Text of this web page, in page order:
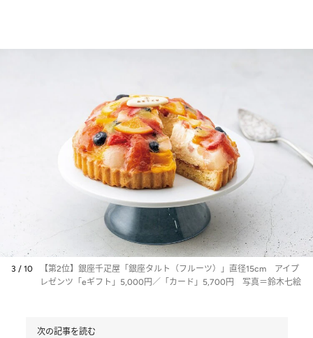
3 / 10
【第2位】銀座千疋屋「銀座タルト（フルーツ）」直径15cm アイプ
レゼンツ「eギフト」5,000円／「カード」5,700円 写真＝鈴木七絵
次の記事を読む